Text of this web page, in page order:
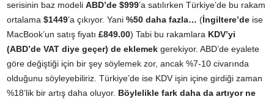
serisinin baz modeli ABD’de $999’a satılırken Türkiye’de bu rakam
ortalama $1449’a çıkıyor. Yani %50 daha fazla… (İngiltere’de ise
MacBook’un satış fiyatı £849.00) Tabi bu rakamlara KDV’yi
(ABD’de VAT diye geçer) de eklemek gerekiyor. ABD’de eyalete
göre değiştiği için bir şey söylemek zor, ancak %7-10 civarında
olduğunu söyleyebiliriz. Türkiye’de ise KDV işin içine girdiği zaman
%18’lik bir artış daha oluyor. Böylelikle fark daha da artıyor ne